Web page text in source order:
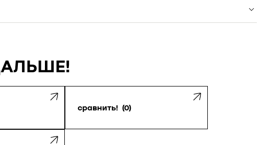
сравнить! 0